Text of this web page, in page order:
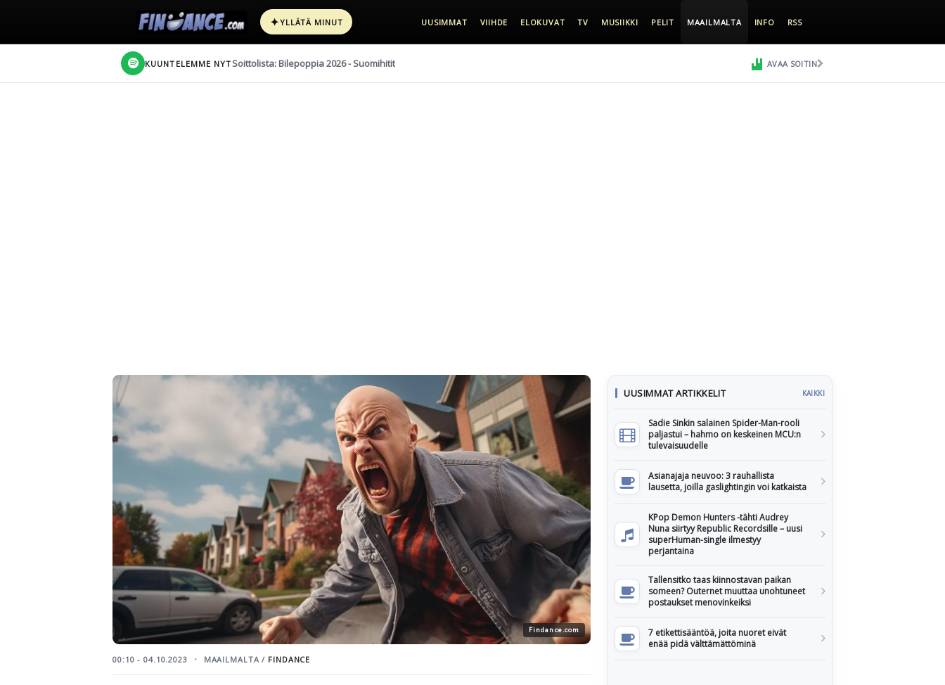
✦YLLÄTÄ MINUT UUSIMMAT VIIHDE ELOKUVAT TV MUSIIKKI PELIT MAAILMALTA INFO RSS
KUUNTELEMME NYT Soittolista: Bilepoppia 2026 - Suomihitit AVAA SOITIN
Findance.com
00:10 - 04.10.2023 MAAILMALTA / FINDANCE
UUSIMMAT ARTIKKELIT KAIKKI
Sadie Sinkin salainen Spider-Man-rooli
paljastui – hahmo on keskeinen MCU:n
tulevaisuudelle
Asianajaja neuvoo: 3 rauhallista
lausetta, joilla gaslightingin voi katkaista
KPop Demon Hunters -tähti Audrey
Nuna siirtyy Republic Recordsille – uusi
superHuman-single ilmestyy
perjantaina
Tallensitko taas kiinnostavan paikan
someen? Outernet muuttaa unohtuneet
postaukset menovinkeiksi
7 etikettisääntöä, joita nuoret eivät
enää pidä välttämättöminä